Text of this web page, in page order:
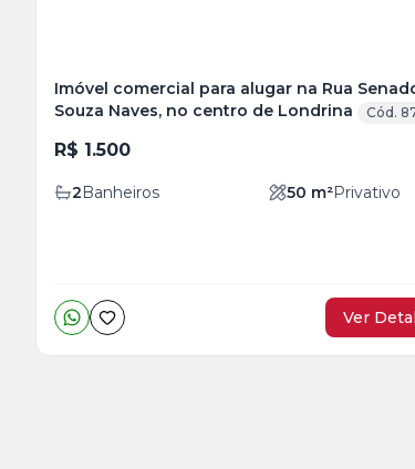
Imóvel comercial para alugar na Rua
Souza Naves, no centro de Londrina
Cód.
R$ 1.500
2Banheiros 50 m²Privativo
Ver